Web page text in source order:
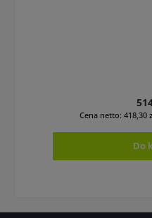
Cena netto: 418,30
Do